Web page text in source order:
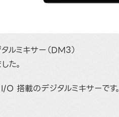
ミキサー（DM3）
た。
搭載のデジタルミキサーです。